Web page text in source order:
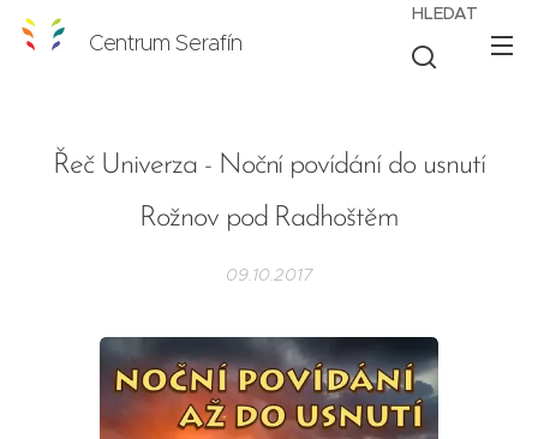
Centrum Serafín
HLEDAT
Řeč Univerza - Noční povídání do usnutí
Rožnov pod Radhoštěm
09.10.2017